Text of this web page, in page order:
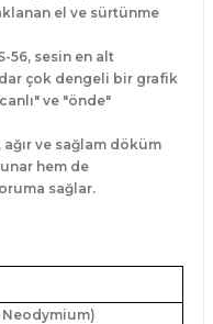
el ve sürtünme
56, sesin en alt
çok dengeli bir grafik
ve "önde"
ağır ve sağlam döküm
hem de
sağlar.